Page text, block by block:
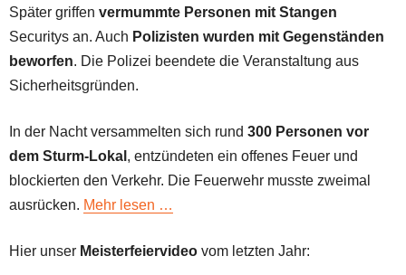
Später griffen vermummte Personen mit Stangen
Securitys an. Auch Polizisten wurden mit Gegenständen
beworfen. Die Polizei beendete die Veranstaltung aus
Sicherheitsgründen.
In der Nacht versammelten sich rund 300 Personen vor
dem Sturm-Lokal , entzündeten ein offenes Feuer und
blockierten den Verkehr. Die Feuerwehr musste zweimal
ausrücken. Mehr lesen …
Hier unser Meisterfeiervideo vom letzten Jahr: